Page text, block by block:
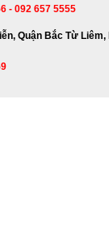
- 092 657 5555
Quận Bắc Từ Liêm,